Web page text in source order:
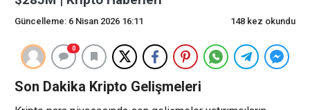
Güncelleme: 6 Nisan 2026 16:11 148 kez okundu
0
Son Dakika Kripto Gelişmeleri